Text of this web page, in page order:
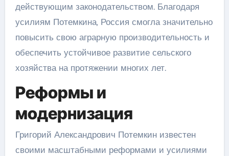
действующим законодательством. Благодаря
усилиям Потемкина, Россия смогла значительно
повысить свою аграрную производительность и
обеспечить устойчивое развитие сельского
хозяйства на протяжении многих лет.
Реформы и
модернизация
Григорий Александрович Потемкин известен
своими масштабными реформами и усилиями